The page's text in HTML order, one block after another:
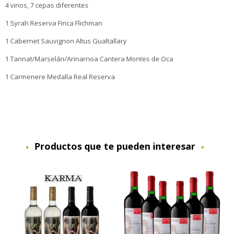
4 vinos, 7 cepas diferentes
1 Syrah Reserva Finca Flichman
1 Cabernet Sauvignon Altus Gualtallary
1 Tannat/Marselán/Arinarnoa Cantera Montes de Oca
1 Carmenere Medalla Real Reserva
Productos que te pueden interesar